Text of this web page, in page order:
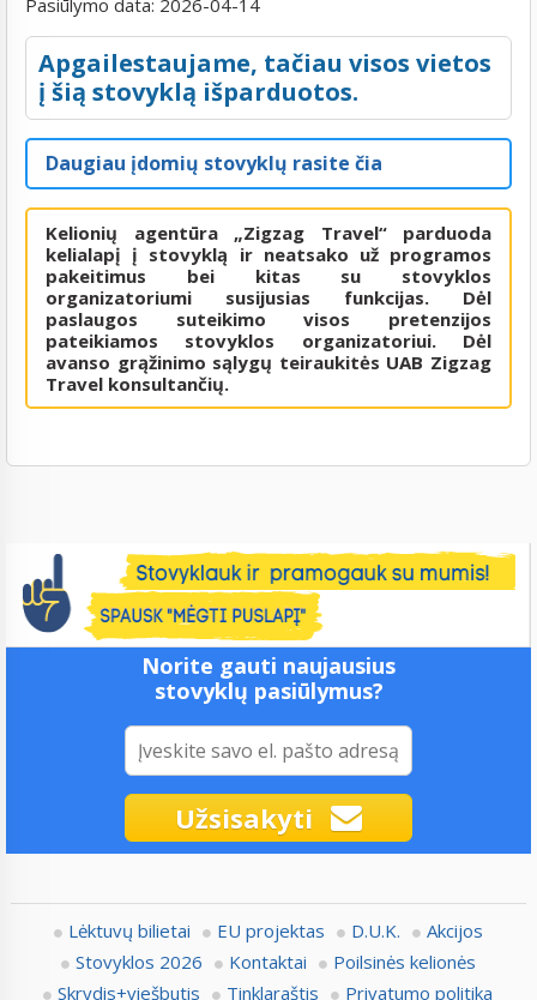
Pasiūlymo data: 2026-04-14
Apgailestaujame, tačiau visos vietos
į šią stovyklą išparduotos.
Daugiau įdomių stovyklų rasite čia
Kelionių agentūra „Zigzag Travel“ parduoda
kelialapį į stovyklą ir neatsako už programos
pakeitimus bei kitas su stovyklos
organizatoriumi susijusias funkcijas. Dėl
paslaugos suteikimo visos pretenzijos
pateikiamos stovyklos organizatoriui. Dėl
avanso grąžinimo sąlygų teiraukitės UAB Zigzag
Travel konsultančių.
Norite gauti naujausius
stovyklų pasiūlymus?
Užsisakyti
Lėktuvų bilietai EU projektas D.U.K.
Akcijos
Stovyklos 2026
Kontaktai
Poilsinės kelionės
Skrydis+viešbutis
Tinklaraštis Privatumo politika